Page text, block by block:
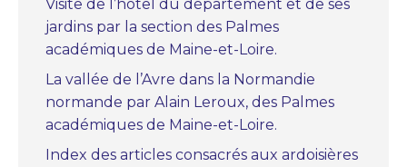
Visite de l’hôtel du département et de ses
jardins par la section des Palmes
académiques de Maine-et-Loire.
La vallée de l’Avre dans la Normandie
normande par Alain Leroux, des Palmes
académiques de Maine-et-Loire.
Index des articles consacrés aux ardoisières